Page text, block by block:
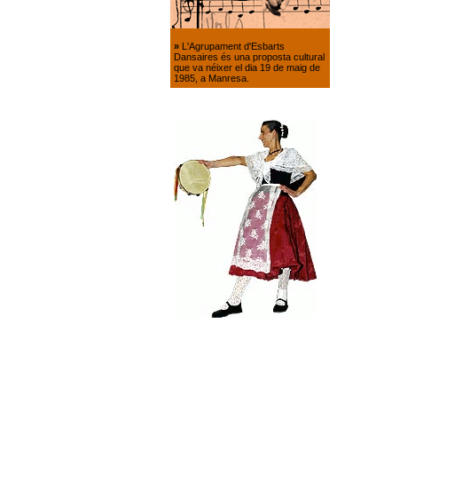
» L'Agrupament d'Esbarts
Dansaires és una proposta cultural
que va néixer el dia 19 de maig de
1985, a Manresa.